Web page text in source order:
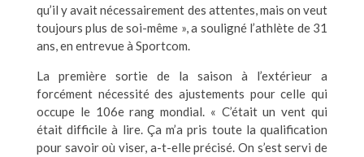
qu’il y avait nécessairement des attentes, mais on veut
toujours plus de soi-même », a souligné l’athlète de 31
ans, en entrevue à Sportcom.
La première sortie de la saison à l’extérieur a
forcément nécessité des ajustements pour celle qui
occupe le 106e rang mondial. « C’était un vent qui
était difficile à lire. Ça m’a pris toute la qualification
pour savoir où viser, a-t-elle précisé. On s’est servi de